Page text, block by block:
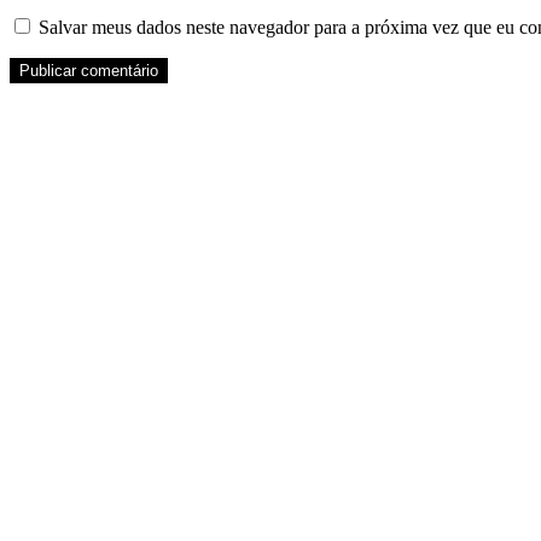
Salvar meus dados neste navegador para a próxima vez que eu